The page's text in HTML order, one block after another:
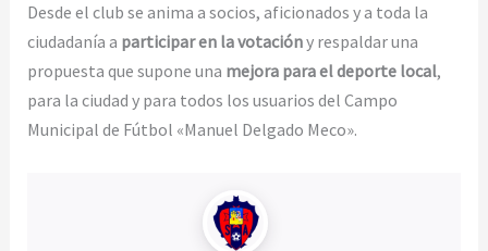
Desde el club se anima a socios, aficionados y a toda la
ciudadanía a participar en la votacióny respaldar una
propuesta que supone una mejora para el deporte local,
para la ciudad y para todos los usuarios del Campo
Municipal de Fútbol «Manuel Delgado Meco».